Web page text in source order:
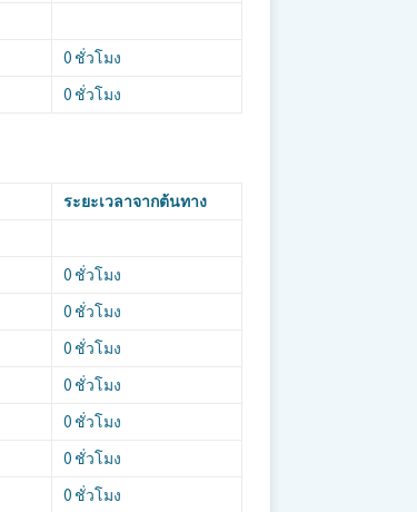
0 ชั่วโมง
0 ชั่วโมง
ระยะเวลาจากต้นทาง
0 ชั่วโมง
0 ชั่วโมง
0 ชั่วโมง
0 ชั่วโมง
0 ชั่วโมง
0 ชั่วโมง
0 ชั่วโมง